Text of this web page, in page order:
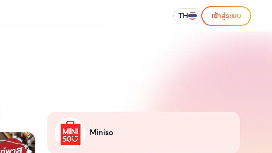
TH เข้าสู่ระบบ
Miniso